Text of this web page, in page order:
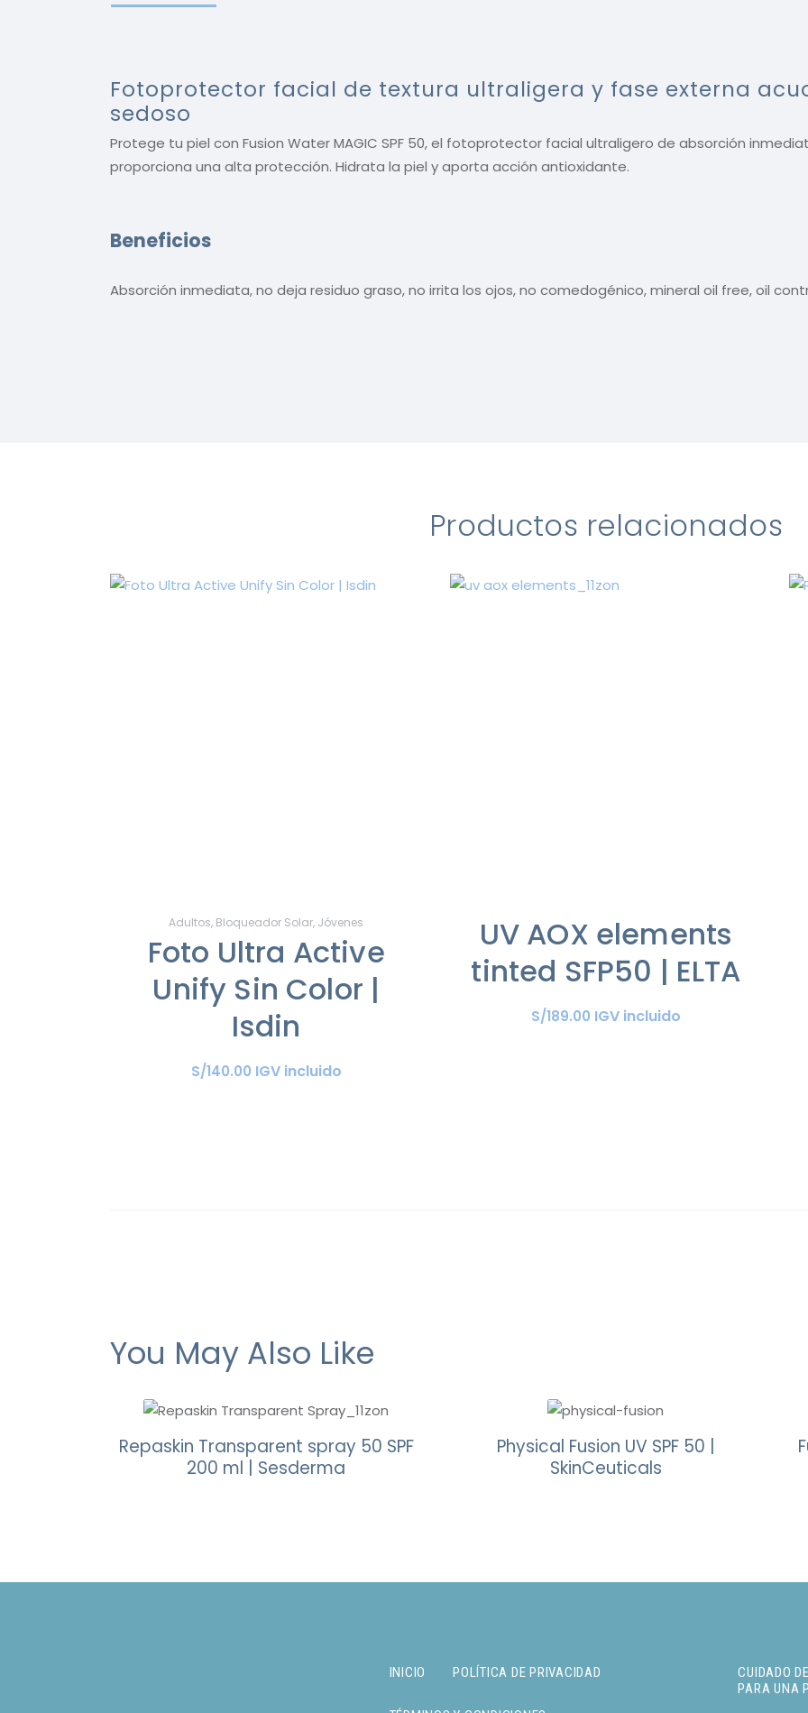
Fotoprotector facial de textura ultraligera y fase externa
sedoso
Protege tu piel con Fusion Water MAGIC SPF 50, el fotoprotector facial ultraligero de absorción
proporciona una alta protección. Hidrata la piel y aporta acción antioxidante.
Beneficios
Absorción inmediata, no deja residuo graso, no irrita los ojos, no comedogénico, mineral oil free, oil
Productos relacionados
Adultos, Bloqueador Solar, Jóvenes
Foto Ultra Active
Unify Sin Color |
Isdin
S/140.00 IGV incluido
UV AOX elements
tinted SFP50 | ELTA
S/189.00 IGV incluido
You May Also Like
Repaskin Transparent spray 50 SPF
200 ml | Sesderma
Physical Fusion UV SPF 50 |
SkinCeuticals
INICIO POLÍTICA DE PRIVACIDAD
CUIDADO
PARA UNA